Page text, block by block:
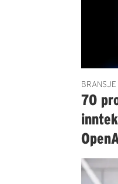
70